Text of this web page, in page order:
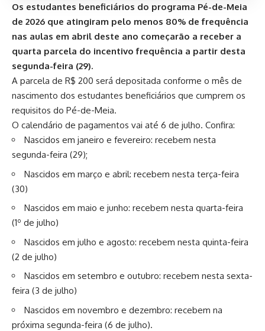
Os estudantes beneficiários do programa Pé-de-Meia
de 2026 que atingiram pelo menos 80% de frequência
nas aulas em abril deste ano começarão a receber a
quarta parcela do incentivo frequência a partir desta
segunda-feira (29).
A parcela de R$ 200 será depositada conforme o mês de
nascimento dos estudantes beneficiários que cumprem os
requisitos do Pé-de-Meia.
O calendário de pagamentos vai até 6 de julho. Confira:
Nascidos em janeiro e fevereiro: recebem nesta
segunda-feira (29);
Nascidos em março e abril: recebem nesta terça-feira
(30)
Nascidos em maio e junho: recebem nesta quarta-feira
(1º de julho)
Nascidos em julho e agosto: recebem nesta quinta-feira
(2 de julho)
Nascidos em setembro e outubro: recebem nesta sexta-
feira (3 de julho)
Nascidos em novembro e dezembro: recebem na
próxima segunda-feira (6 de julho).